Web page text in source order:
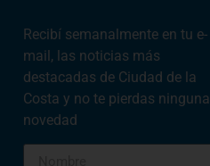
Recibí semanalmente en tu e-
mail, las noticias más
destacadas de Ciudad de la
Costa y no te pierdas ninguna
novedad